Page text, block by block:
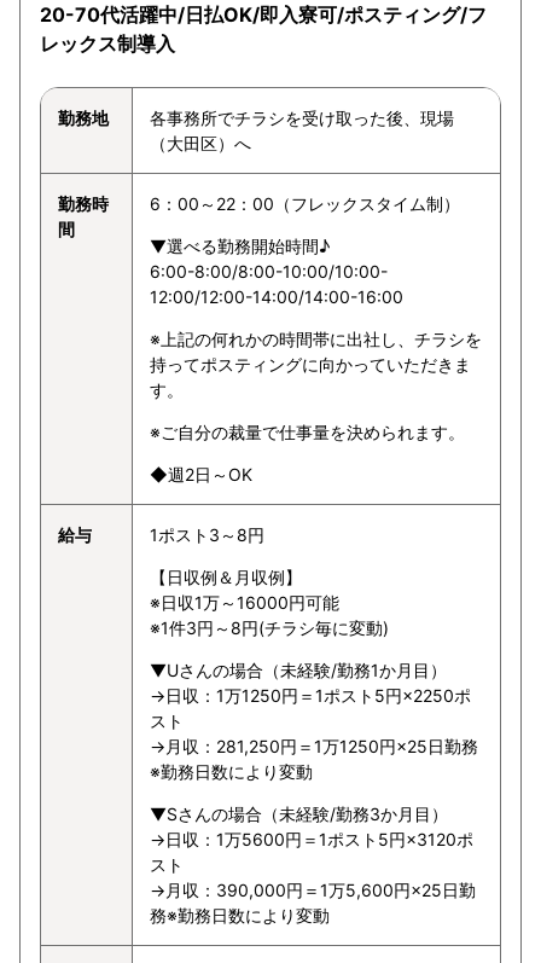
20-70代活躍中/日払OK/即入寮可/ポスティング/フ
レックス制導入
勤務地
各事務所でチラシを受け取った後、現場
（大田区）へ
勤務時
間
6：00～22：00（フレックスタイム制）
▼選べる勤務開始時間♪
6:00-8:00/8:00-10:00/10:00-
12:00/12:00-14:00/14:00-16:00
※上記の何れかの時間帯に出社し、チラシを
持ってポスティングに向かっていただきま
す。
※ご自分の裁量で仕事量を決められます。
◆週2日～OK
給与 1ポスト3～8円
【日収例＆月収例】
※日収1万～16000円可能
※1件3円～8円(チラシ毎に変動)
▼Uさんの場合（未経験/勤務1か月目）
→日収：1万1250円＝1ポスト5円×2250ポ
スト
→月収：281,250円＝1万1250円×25日勤務
※勤務日数により変動
▼Sさんの場合（未経験/勤務3か月目）
→日収：1万5600円＝1ポスト5円×3120ポ
スト
→月収：390,000円＝1万5,600円×25日勤
務※勤務日数により変動